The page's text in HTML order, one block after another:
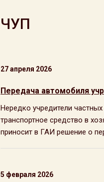
ЧУП
27 апреля 2026
Передача автомобиля
Нередко учредители
транспортное средство в
приносит в ГАИ решение о
5 февраля 2026